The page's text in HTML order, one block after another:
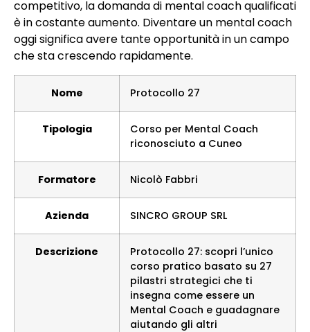
competitivo, la domanda di mental coach qualificati
è in costante aumento. Diventare un mental coach
oggi significa avere tante opportunità in un campo
che sta crescendo rapidamente.
Nome Protocollo 27
Tipologia
Corso per Mental Coach
riconosciuto a Cuneo
Formatore Nicolò Fabbri
Azienda SINCRO GROUP SRL
Descrizione
Protocollo 27: scopri l’unico
corso pratico basato su 27
pilastri strategici che ti
insegna come essere un
Mental Coach e guadagnare
aiutando gli altri